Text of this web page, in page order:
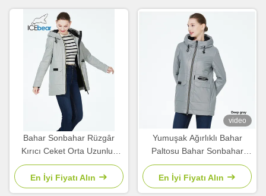
Bahar Sonbahar Rüzgâr
Kırıcı Ceket Orta Uzunluk
Koleksiyonu Kadınlar İçin
Bahar Ceketleri Sonbahar
En İyi Fiyatı Alın
video
Yumuşak Ağırlıklı Bahar
Paltosu Bahar Sonbahar
Fermuarlı Bel Rüzgar
Çakma Paltosu
En İyi Fiyatı Alın